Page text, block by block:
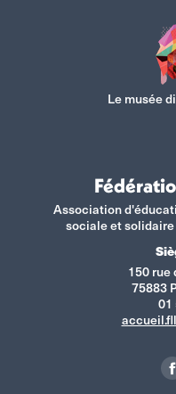
Le musée
Association
sociale et
150 rue
75883
01